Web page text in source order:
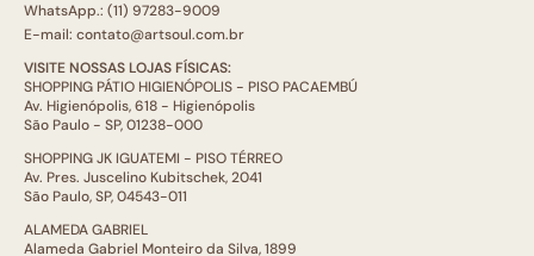
WhatsApp.: (11) 97283-9009
E-mail: contato@artsoul.com.br
VISITE NOSSAS LOJAS FÍSICAS:
SHOPPING PÁTIO HIGIENÓPOLIS - PISO PACAEMBÚ
Av. Higienópolis, 618 - Higienópolis
São Paulo - SP, 01238-000
SHOPPING JK IGUATEMI - PISO TÉRREO
Av. Pres. Juscelino Kubitschek, 2041
São Paulo, SP, 04543-011
ALAMEDA GABRIEL
Alameda Gabriel Monteiro da Silva, 1899